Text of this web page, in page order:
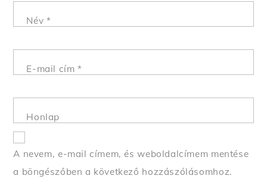
Név *
E-mail cím*
Honlap
A nevem, e-mail címem, és weboldalcímem mentése
a böngészőben a következő hozzászólásomhoz.